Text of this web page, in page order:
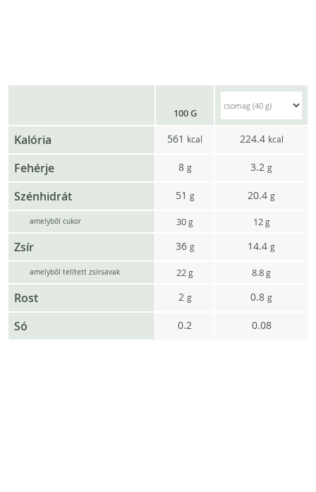
100 G
Kalória 561 kcal 224.4 kcal
Fehérje 8 g 3.2 g
Szénhidrát 51 g 20.4 g
amelyből cukor 30g 12 g
Zsír 36 g 14.4 g
amelyből telített zsírsavak 22g 8.8g
Rost 2 g 0.8 g
Só 0.2 0.08